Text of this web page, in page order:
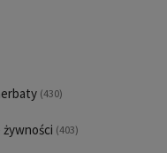
(430)
(403)